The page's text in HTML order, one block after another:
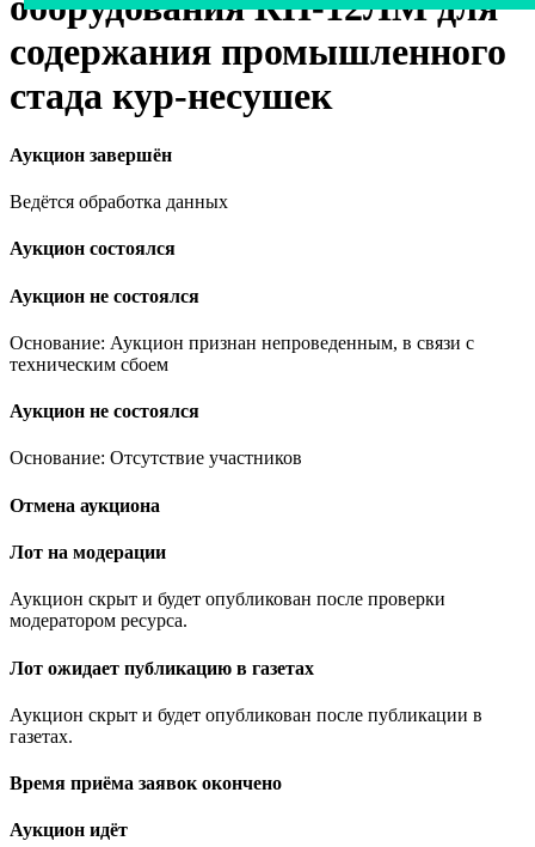
содержания промышленного
стада кур-несушек
Аукцион завершён
Ведётся обработка данных
Аукцион состоялся
Аукцион не состоялся
Основание: Аукцион признан непроведенным, в связи с
техническим сбоем
Аукцион не состоялся
Основание: Отсутствие участников
Отмена аукциона
Лот на модерации
Аукцион скрыт и будет опубликован после проверки
модератором ресурса.
Лот ожидает публикацию в газетах
Аукцион скрыт и будет опубликован после публикации в
газетах.
Время приёма заявок окончено
Аукцион идёт